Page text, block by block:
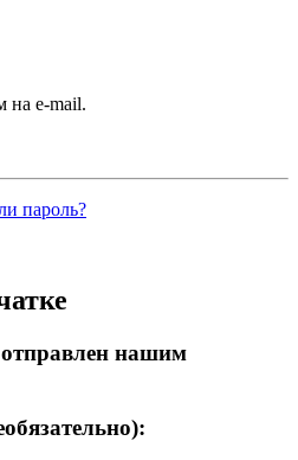
на e-mail.
пароль?
отправлен нашим